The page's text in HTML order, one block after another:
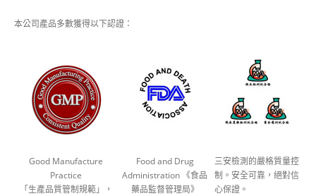
本公司產品多數獲得以下認證：
Good Manufacture
Practice
「生產品質管制規範」，
Food and Drug
Administration 《食品
藥品監督管理局》
三安檢測的嚴格質量控
制。安全可靠，絕對信
心保證。